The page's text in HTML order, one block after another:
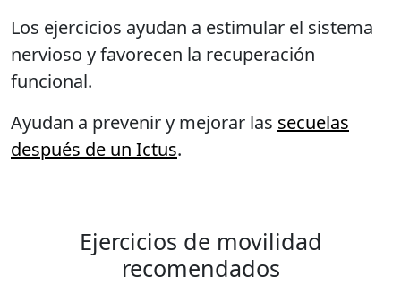
Los ejercicios ayudan a estimular el sistema
nervioso y favorecen la recuperación
funcional.
Ayudan a prevenir y mejorar las secuelas
después de un Ictus.
Ejercicios de movilidad
recomendados